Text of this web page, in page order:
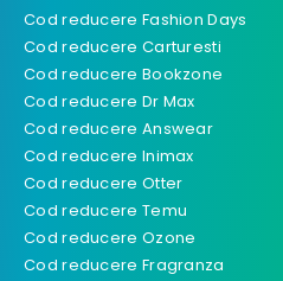
Cod reducere Fashion Days
Cod reducere Carturesti
Cod reducere Bookzone
Cod reducere Dr Max
Cod reducere Answear
Cod reducere Inimax
Cod reducere Otter
Cod reducere Temu
Cod reducere Ozone
Cod reducere Fragranza